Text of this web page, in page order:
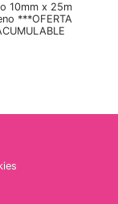
10mm x 25m
***OFERTA